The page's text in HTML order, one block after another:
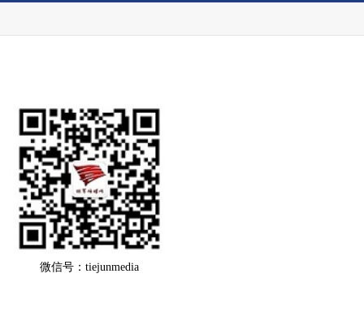
微信号：tiejunmedia